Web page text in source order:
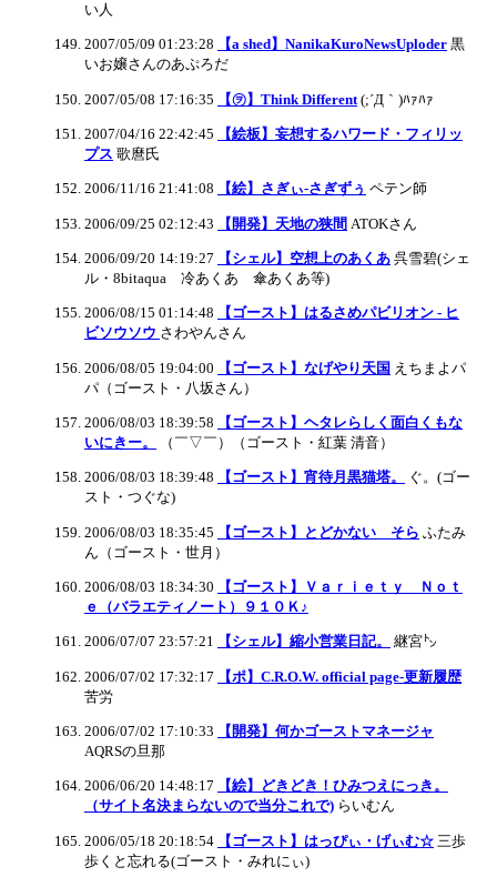
い人
2007/05/09 01:23:28 【a shed】NanikaKuroNewsUploder 黒
いお嬢さんのあぷろだ
2007/05/08 17:16:35 【㋾】Think Different (;´Д｀)ﾊｧﾊｧ
2007/04/16 22:42:45
【絵板】妄想するハワード・フィリッ
プス 歌麿氏
2006/11/16 21:41:08 【絵】さぎぃ-さぎずぅ ペテン師
2006/09/25 02:12:43 【開発】天地の狭間 ATOKさん
2006/09/20 14:19:27 【シェル】空想上のあくあ 呉雪碧(シェ
ル・8bitaqua 冷あくあ 傘あくあ等)
2006/08/15 01:14:48
【ゴースト】はるさめパビリオン - ヒ
ビソウソウ さわやんさん
2006/08/05 19:04:00 【ゴースト】なげやり天国 えちまよパ
パ（ゴースト・八坂さん）
2006/08/03 18:39:58
【ゴースト】ヘタレらしく面白くもな
いにきー。
（￣▽￣）（ゴースト・紅葉 清音）
2006/08/03 18:39:48 【ゴースト】宵待月黒猫塔。
ぐ。(ゴー
スト・つぐな)
2006/08/03 18:35:45 【ゴースト】とどかない そら ふたみ
ん（ゴースト・世月）
2006/08/03 18:34:30
【ゴースト】Ｖａｒｉｅｔｙ Ｎｏｔ
ｅ（バラエティノート）９１０Ｋ♪
2006/07/07 23:57:21 【シェル】縮小営業日記。 継宮㌧
2006/07/02 17:32:17
【ポ】C.R.O.W. official page-更新履歴
苦労
2006/07/02 17:10:33
【開発】何かゴーストマネージャ
AQRSの旦那
2006/06/20 14:48:17
【絵】どきどき！ひみつえにっき。
（サイト名決まらないので当分これで) らいむん
2006/05/18 20:18:54 【ゴースト】はっぴぃ・げぃむ☆ 三歩
歩くと忘れる(ゴースト・みれにぃ)